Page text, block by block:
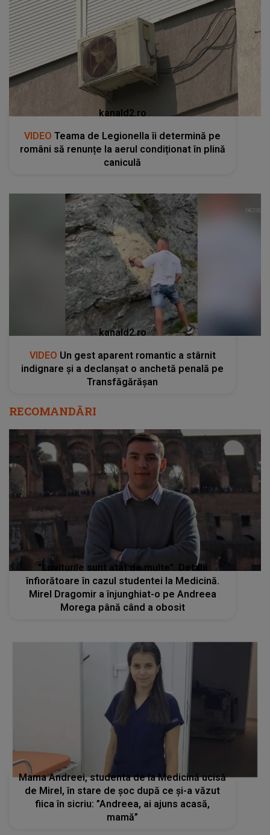
kanald2.ro
VIDEO Teama de Legionella îi determină pe
români să renunțe la aerul condiționat în plină
caniculă
kanald2.ro
VIDEO Un gest aparent romantic a stârnit
indignare și a declanșat o anchetă penală pe
Transfăgărășan
RECOMANDĂRI
"Loviturile sunt atât de multe". Detalii
înfiorătoare în cazul studentei la Medicină.
Mirel Dragomir a înjunghiat-o pe Andreea
Morega până când a obosit
Mama Andreei, studenta de la Medicină ucisă
de Mirel, în stare de șoc după ce și-a văzut
fiica în sicriu: ”Andreea, ai ajuns acasă,
mamă”